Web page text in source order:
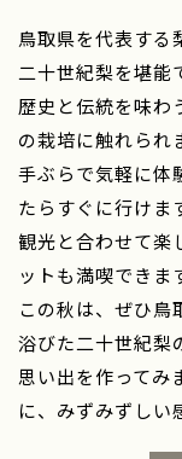
鳥取県を代表する
二十世紀梨を堪能
歴史と伝統を味わ
の栽培に触れられ
手ぶらで気軽に体
たらすぐに行けま
観光と合わせて楽
ットも満喫できま
この秋は、ぜひ鳥
浴びた二十世紀梨
思い出を作ってみ
に、みずみずしい